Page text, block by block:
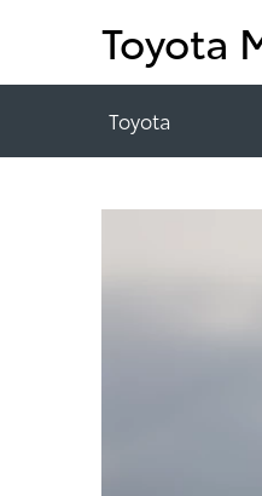
Toyota
Toyota